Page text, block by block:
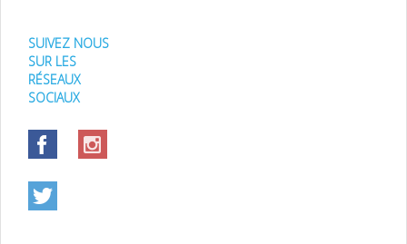
SUIVEZ NOUS
SUR LES
RÉSEAUX
SOCIAUX